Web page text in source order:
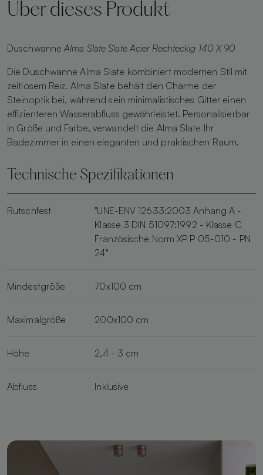
Über dieses Produkt
DuschwanneAlma Slate Slate Acier Rechteckig 140 X 90
Die Duschwanne Alma Slate kombiniert modernen Stil mit
zeitlosem Reiz. Alma Slate behält den Charme der
Steinoptik bei, während sein minimalistisches Gitter einen
effizienteren Wasserabfluss gewährleistet. Personalisierbar
in Größe und Farbe, verwandelt die Alma Slate Ihr
Badezimmer in einen eleganten und praktischen Raum.
Technische Spezifikationen
Rutschfest
"UNE-ENV 12633:2003 Anhang A -
Klasse 3 DIN 51097:1992 - Klasse C
Französische Norm XP P 05-010 - PN
24"
Mindestgröße 70x100 cm
Maximalgröße 200x100 cm
Höhe 2,4 - 3 cm
Abfluss Inklusive